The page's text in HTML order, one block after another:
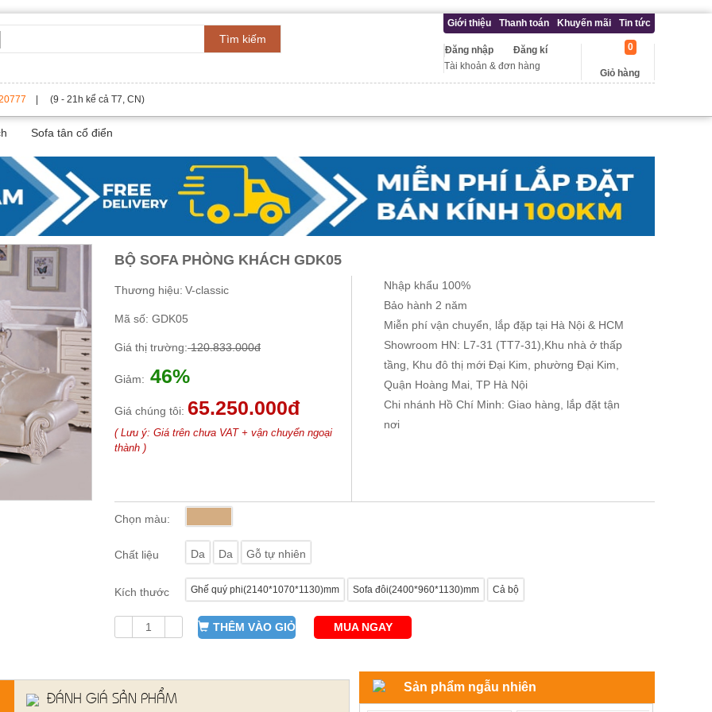
Tìm kiếm
Giới thiệu Thanh toán Khuyến mãi Tin tức
Đăng kí
Đăng nhập
Tài khoản & đơn hàng
Giỏ hàng
0
| (9 - 21h kể cả T7, CN)
Sofa tân cổ điển
BỘ SOFA PHÒNG KHÁCH GDK05
Thương hiệu: V-classic
Mã số: GDK05
Giá thị trường:120.833.000đ
Giảm: 46%
Giá chúng tôi: 65.250.000đ
( Lưu ý: Giá trên chưa VAT + vận chuyển ngoại
thành )
Nhập khẩu 100%
Bảo hành 2 năm
Miễn phí vận chuyển, lắp đặp tại Hà Nội & HCM
Showroom HN: L7-31 (TT7-31),Khu nhà ở thấp
tầng, Khu đô thị mới Đại Kim, phường Đại Kim,
Quận Hoàng Mai, TP Hà Nội
Chi nhánh Hồ Chí Minh: Giao hàng, lắp đặt tận
nơi
Chọn màu:
Chất liệu Da Da Gỗ tự nhiên
Kích thước Ghế quý phi(2140*1070*1130)mm Sofa đôi(2400*960*1130)mm Cả bộ
THÊM VÀO GIỎ MUA NGAY
ĐÁNH GIÁ SẢN PHẨM
Sản phẩm ngẫu nhiên